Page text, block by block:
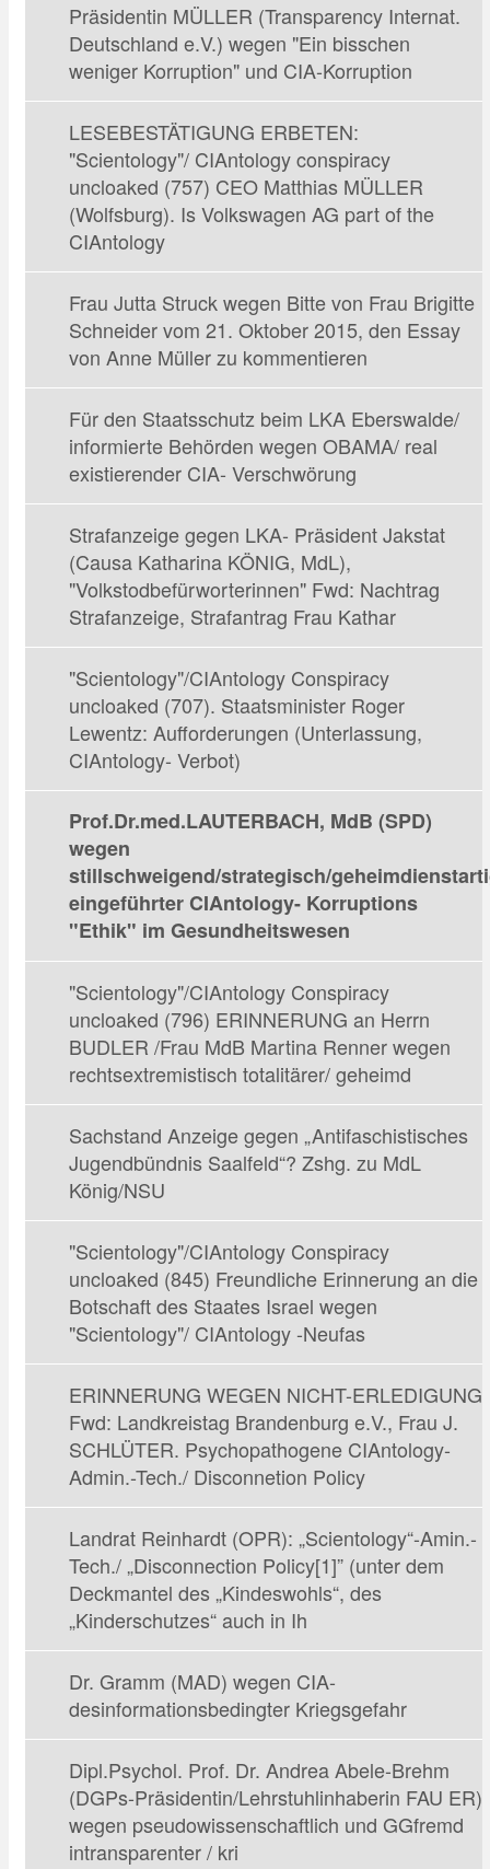
Präsidentin MÜLLER (Transparency Internat.
Deutschland e.V.) wegen "Ein bisschen
weniger Korruption" und CIA-Korruption
LESEBESTÄTIGUNG ERBETEN:
"Scientology"/ CIAntology conspiracy
uncloaked (757) CEO Matthias MÜLLER
(Wolfsburg). Is Volkswagen AG part of the
CIAntology
Frau Jutta Struck wegen Bitte von Frau Brigitte
Schneider vom 21. Oktober 2015, den Essay
von Anne Müller zu kommentieren
Für den Staatsschutz beim LKA Eberswalde/
informierte Behörden wegen OBAMA/ real
existierender CIA- Verschwörung
Strafanzeige gegen LKA- Präsident Jakstat
(Causa Katharina KÖNIG, MdL),
"Volkstodbefürworterinnen" Fwd: Nachtrag
Strafanzeige, Strafantrag Frau Kathar
"Scientology"/CIAntology Conspiracy
uncloaked (707). Staatsminister Roger
Lewentz: Aufforderungen (Unterlassung,
CIAntology- Verbot)
Prof.Dr.med.LAUTERBACH, MdB (SPD)
wegen
stillschweigend/strategisch/
eingeführter CIAntology- Korruptions
"Ethik" im Gesundheitswesen
"Scientology"/CIAntology Conspiracy
uncloaked (796) ERINNERUNG an Herrn
BUDLER /Frau MdB Martina Renner wegen
rechtsextremistisch totalitärer/ geheimd
Sachstand Anzeige gegen „Antifaschistisches
Jugendbündnis Saalfeld“? Zshg. zu MdL
König/NSU
"Scientology"/CIAntology Conspiracy
uncloaked (845) Freundliche Erinnerung an die
Botschaft des Staates Israel wegen
"Scientology"/ CIAntology -Neufas
ERINNERUNG WEGEN NICHT-ERLEDIGUNG
Fwd: Landkreistag Brandenburg e.V., Frau J.
SCHLÜTER. Psychopathogene CIAntology-
Admin.-Tech./ Disconnetion Policy
Landrat Reinhardt (OPR): „Scientology“-Amin.-
Tech./ „Disconnection Policy[1]” (unter dem
Deckmantel des „Kindeswohls“, des
„Kinderschutzes“ auch in Ih
Dr. Gramm (MAD) wegen CIA-
desinformationsbedingter Kriegsgefahr
Dipl.Psychol. Prof. Dr. Andrea Abele-Brehm
(DGPs-Präsidentin/Lehrstuhlinhaberin FAU ER)
wegen pseudowissenschaftlich und GGfremd
intransparenter / kri